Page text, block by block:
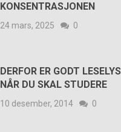
KONSENTRASJONEN
24 mars, 2025 0
DERFOR ER GODT
NÅR DU SKAL STUDERE
10 desember, 2014 0